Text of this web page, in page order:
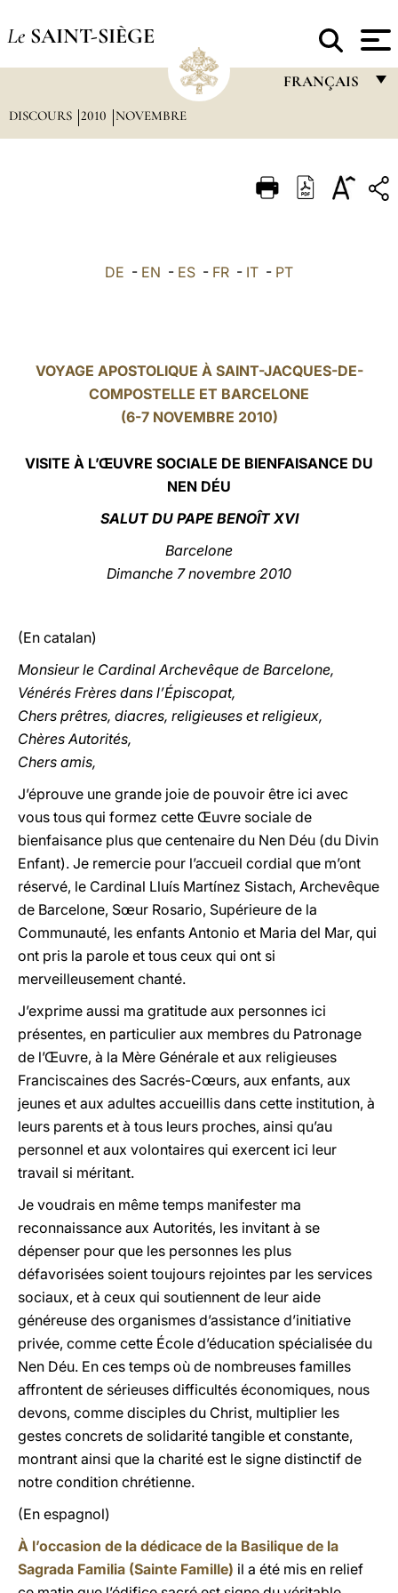
Le SAINT-SIÈGE
FRANÇAIS
ITALIANO
中文
DISCOURS 2010 NOVEMBRE
DE - EN - ES - FR - IT - PT
VOYAGE APOSTOLIQUE À SAINT-JACQUES-DE-
COMPOSTELLE ET BARCELONE
(6-7 NOVEMBRE 2010)
VISITE À L’ŒUVRE SOCIALE DE BIENFAISANCE DU
NEN DÉU
SALUT DU PAPE BENOÎT XVI
Barcelone
Dimanche 7 novembre 2010
(En catalan)
Monsieur le Cardinal Archevêque de Barcelone,
Vénérés Frères dans l’Épiscopat,
Chers prêtres, diacres, religieuses et religieux,
Chères Autorités,
Chers amis,
J’éprouve une grande joie de pouvoir être ici avec
vous tous qui formez cette Œuvre sociale de
bienfaisance plus que centenaire du Nen Déu (du Divin
Enfant). Je remercie pour l’accueil cordial que m’ont
réservé, le Cardinal Lluís Martínez Sistach, Archevêque
de Barcelone, Sœur Rosario, Supérieure de la
Communauté, les enfants Antonio et Maria del Mar, qui
ont pris la parole et tous ceux qui ont si
merveilleusement chanté.
J’exprime aussi ma gratitude aux personnes ici
présentes, en particulier aux membres du Patronage
de l’Œuvre, à la Mère Générale et aux religieuses
Franciscaines des Sacrés-Cœurs, aux enfants, aux
jeunes et aux adultes accueillis dans cette institution, à
leurs parents et à tous leurs proches, ainsi qu’au
personnel et aux volontaires qui exercent ici leur
travail si méritant.
Je voudrais en même temps manifester ma
reconnaissance aux Autorités, les invitant à se
dépenser pour que les personnes les plus
défavorisées soient toujours rejointes par les services
sociaux, et à ceux qui soutiennent de leur aide
généreuse des organismes d’assistance d’initiative
privée, comme cette École d’éducation spécialisée du
Nen Déu. En ces temps où de nombreuses familles
affrontent de sérieuses difficultés économiques, nous
devons, comme disciples du Christ, multiplier les
gestes concrets de solidarité tangible et constante,
montrant ainsi que la charité est le signe distinctif de
notre condition chrétienne.
(En espagnol)
À l’occasion de la dédicace de la Basilique de la
Sagrada Familia (Sainte Famille) il a été mis en relief